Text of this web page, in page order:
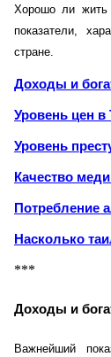
Хорошо ли жить
показатели,
стране.
Доходы и
Уровень цен в
Уровень
Качество
Потребление
Насколько
***
Доходы и
Важнейший